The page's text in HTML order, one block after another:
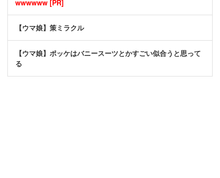
wwwwww [PR]
【ウマ娘】策ミラクル
【ウマ娘】ポッケはバニースーツとかすごい似合うと思って
る